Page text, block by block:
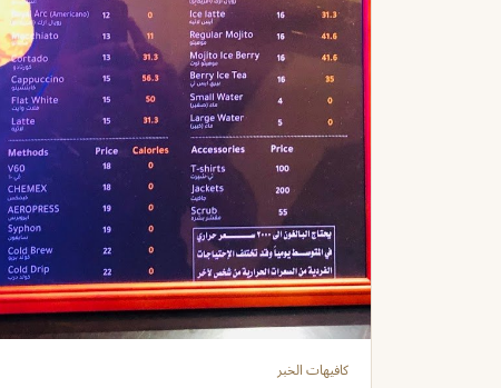
كافيهات الخبر